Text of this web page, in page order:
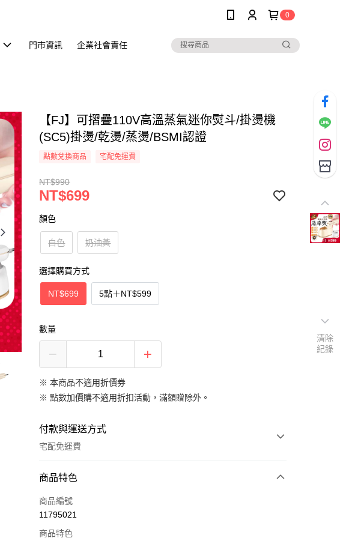
0
門市資訊 企業社會責任
【FJ】可摺疊110V高溫蒸氣迷你熨斗/掛燙機
(SC5)掛燙/乾燙/蒸燙/BSMI認證
點數兌換商品 宅配免運費
NT$990
NT$699
顏色
白色 奶油黃
選擇購買方式
NT$699 5點＋NT$599
數量
※ 本商品不適用折價券
※點數加價購不適用折扣活動，滿額贈除外。
付款與運送方式
宅配免運費
付款方式
信用卡一次付款
商品特色
商品編號
11795021
商品特色
清除
紀錄